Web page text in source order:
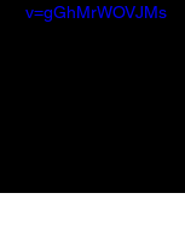
v=gGhMrWOVJMs